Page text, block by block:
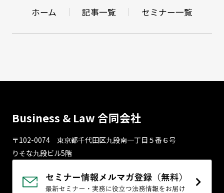
ホーム 記事一覧 セミナー一覧
Business & Law 合同会社
〒102-0074 東京都千代⽥区九段南⼀丁⽬５番６号
りそな九段ビル5階